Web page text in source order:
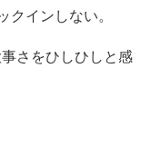
クインしない。
さをひしひしと感